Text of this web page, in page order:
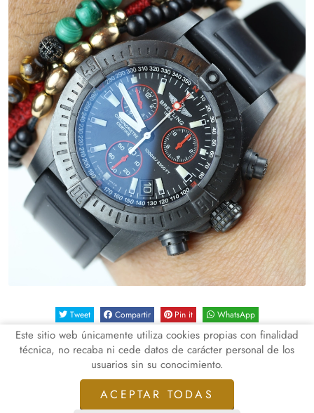
Tweet Compartir Pin it WhatsApp
Este sitio web únicamente utiliza cookies propias con finalidad
técnica, no recaba ni cede datos de carácter personal de los
usuarios sin su conocimiento.
ACEPTAR TODAS
QUIENES SOMOS NOTICIAS CONTACTO
Política de Privacidad de Datos Política de Cookies